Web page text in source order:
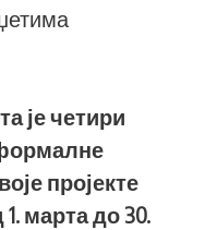
је четири
пројекте
марта до 30.